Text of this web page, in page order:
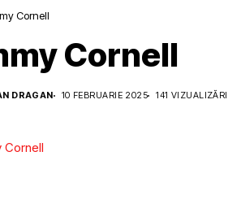
Cornell
Cornell
DRAGAN 10 FEBRUARIE 2025 141 VIZUALIZĂRI